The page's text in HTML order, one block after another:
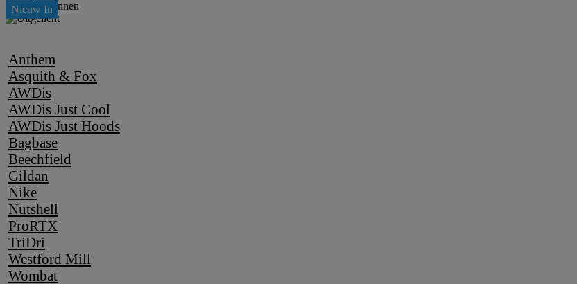
Anthem
Asquith & Fox
AWDis
AWDis Just Cool
AWDis Just Hoods
Bagbase
Beechfield
Gildan
Nike
Nutshell
ProRTX
TriDri
Westford Mill
Wombat